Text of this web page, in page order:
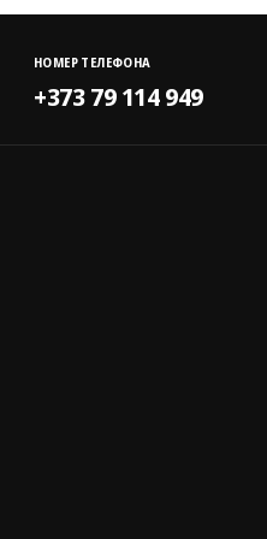
НОМЕР ТЕЛЕФОНА
+373 79 114 949